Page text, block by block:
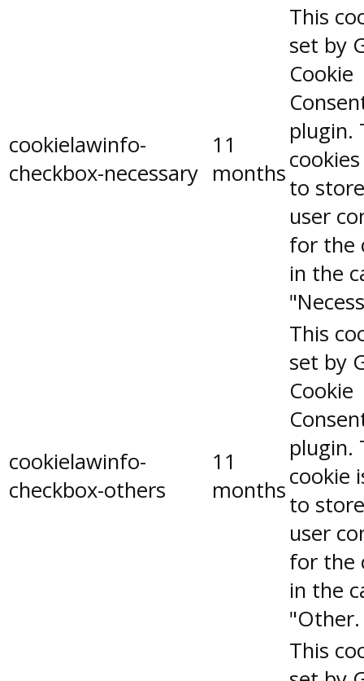
cookielawinfo-
checkbox-necessary
11
months
This
set by
Cookie
plugin.
to
user
for the
in the
cookielawinfo-
checkbox-others
11
months
This
set by
Cookie
plugin.
cookie
to
user
for the
in the
"Other.
This